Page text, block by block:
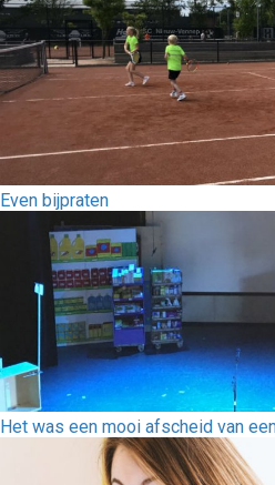
Even bijpraten
Het was een mooi afscheid van